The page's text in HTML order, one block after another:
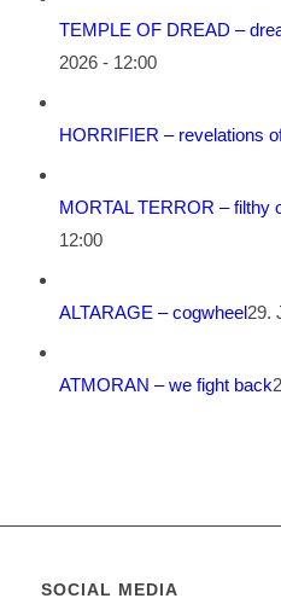
TEMPLE OF DREAD –
2026 - 12:00
HORRIFIER – revelations
MORTAL TERROR – filthy
12:00
ALTARAGE – cogwheel29.
ATMORAN – we fight back
SOCIAL MEDIA